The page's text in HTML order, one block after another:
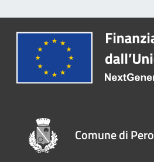
Comune di Pero